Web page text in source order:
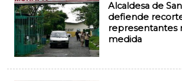
Alcaldesa de
defiende
representantes
medida